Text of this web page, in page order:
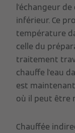
l'échangeur
inférieur. Ce
température
celle du
traitement
chauffe l'eau
est
où il peut être
Chauffée